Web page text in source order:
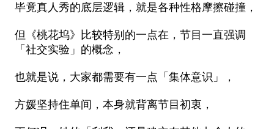
毕竟真人秀的底层逻辑，就是各种性格摩擦碰撞，
但《桃花坞》比较特别的一点在，节目一直强调
「社交实验」的概念，
也就是说，大家都需要有一点「集体意识」，
方媛坚持住单间，本身就背离节目初衷，